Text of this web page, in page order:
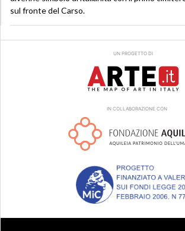
sul fronte del Carso.
UN PROGETTO DI
IN COLLABORAZIONE CON